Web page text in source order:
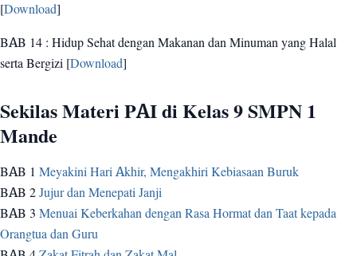
[Download]
BAB 14 : Hidup Sehat dengan Makanan dan Minuman yang Halal
serta Bergizi [Download]
Sekilas Materi PAI di Kelas 9 SMPN 1
Mande
BAB 1 Meyakini Hari Akhir, Mengakhiri Kebiasaan Buruk
BAB 2 Jujur dan Menepati Janji
BAB 3 Menuai Keberkahan dengan Rasa Hormat dan Taat kepada
Orangtua dan Guru